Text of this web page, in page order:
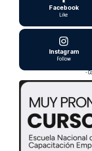
Facebook
Like
Instagram
Follow
-